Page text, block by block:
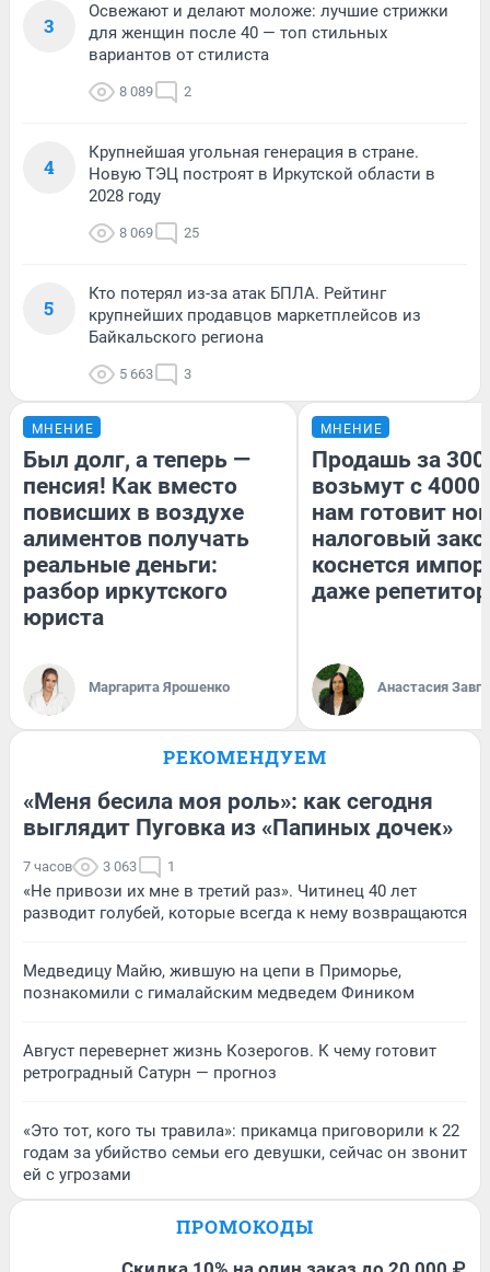
3
Освежают и делают моложе: лучшие стрижки
для женщин после 40 — топ стильных
вариантов от стилиста
8 089 2
4
Крупнейшая угольная генерация в стране.
Новую ТЭЦ построят в Иркутской области в
2028 году
8 069 25
5
Кто потерял из-за атак БПЛА. Рейтинг
крупнейших продавцов маркетплейсов из
Байкальского региона
5 663 3
МНЕНИЕ
Был долг, а теперь —
пенсия! Как вместо
повисших в воздухе
алиментов получать
реальные деньги:
разбор иркутского
юриста
Маргарита Ярошенко
МНЕНИЕ
Продашь за
возьмут с
нам готовит
налоговый
коснется
даже
Анастасия
РЕКОМЕНДУЕМ
«Меня бесила моя роль»: как сегодня
выглядит Пуговка из «Папиных дочек»
7 часов 3 063 1
«Не привози их мне в третий раз». Читинец 40 лет
разводит голубей, которые всегда к нему возвращаются
Медведицу Майю, жившую на цепи в Приморье,
познакомили с гималайским медведем Фиником
Август перевернет жизнь Козерогов. К чему готовит
ретроградный Сатурн — прогноз
«Это тот, кого ты травила»: прикамца приговорили к 22
годам за убийство семьи его девушки, сейчас он звонит
ей с угрозами
ПРОМОКОДЫ